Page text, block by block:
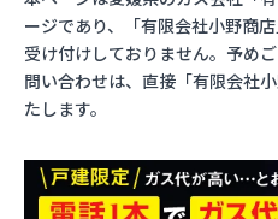
ージであり、「有限会社小野商
受け付けしておりません。予め
問い合わせは、直接「有限会社
たします。